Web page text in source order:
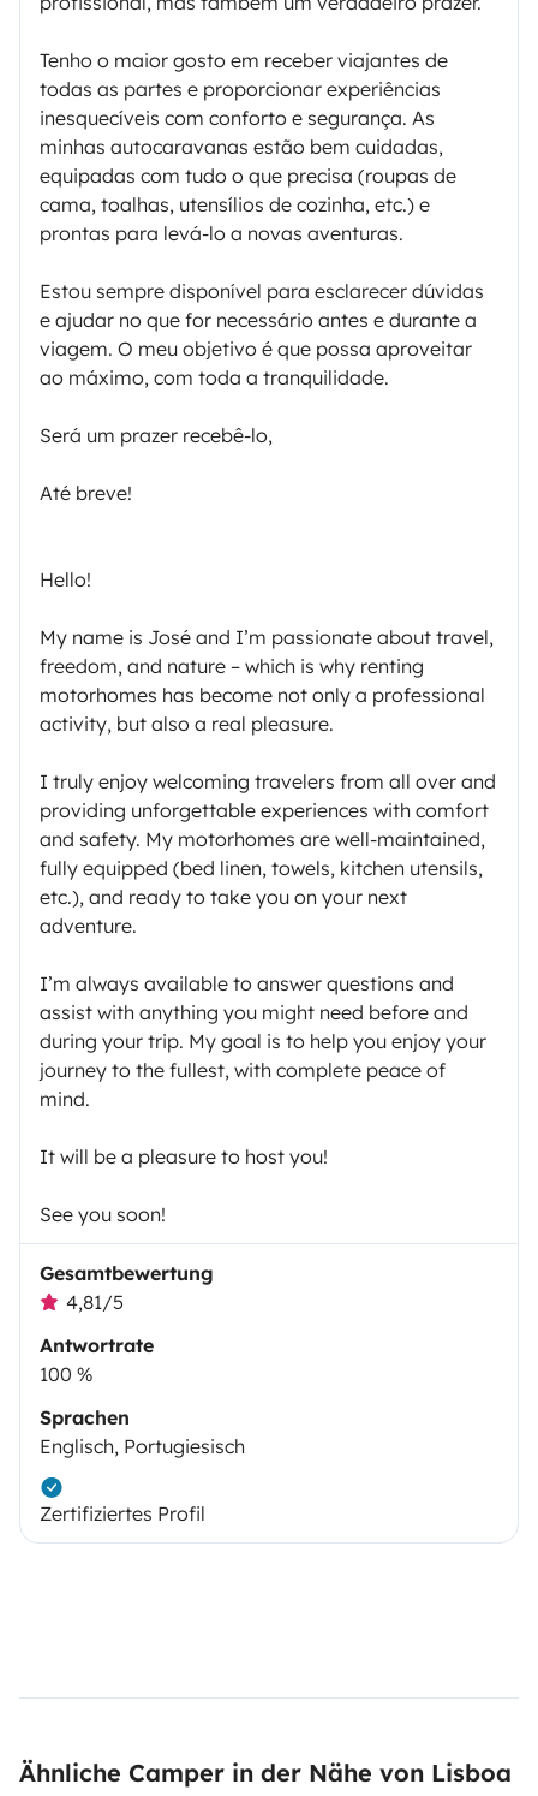
Tenho o maior gosto em receber viajantes de
todas as partes e proporcionar experiências
inesquecíveis com conforto e segurança. As
minhas autocaravanas estão bem cuidadas,
equipadas com tudo o que precisa (roupas de
cama, toalhas, utensílios de cozinha, etc.) e
prontas para levá-lo a novas aventuras.
Estou sempre disponível para esclarecer dúvidas
e ajudar no que for necessário antes e durante a
viagem. O meu objetivo é que possa aproveitar
ao máximo, com toda a tranquilidade.
Será um prazer recebê-lo,
Até breve!
Hello!
My name is José and I’m passionate about travel,
freedom, and nature – which is why renting
motorhomes has become not only a professional
activity, but also a real pleasure.
I truly enjoy welcoming travelers from all over and
providing unforgettable experiences with comfort
and safety. My motorhomes are well-maintained,
fully equipped (bed linen, towels, kitchen utensils,
etc.), and ready to take you on your next
adventure.
I’m always available to answer questions and
assist with anything you might need before and
during your trip. My goal is to help you enjoy your
journey to the fullest, with complete peace of
mind.
It will be a pleasure to host you!
See you soon!
Gesamtbewertung
4,81/5
Antwortrate
100 %
Sprachen
Englisch, Portugiesisch
Zertifiziertes Profil
Ähnliche Camper in der Nähe von Lisboa